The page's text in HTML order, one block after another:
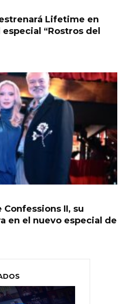
Lifetime en
“Rostros del
Confessions II, su
en el nuevo especial de